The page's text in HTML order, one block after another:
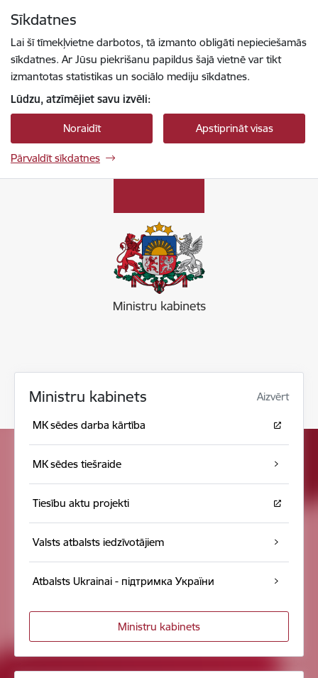
Sīkdatnes
Lai šī tīmekļvietne darbotos, tā izmanto obligāti nepieciešamās
sīkdatnes. Ar Jūsu piekrišanu papildus šajā vietnē var tikt
izmantotas statistikas un sociālo mediju sīkdatnes.
Lūdzu, atzīmējiet savu izvēli:
Noraidīt Apstiprināt visas
Pārvaldīt sīkdatnes
Ministru kabinets Aizvērt
MK sēdes darba kārtība
MK sēdes tiešraide
Tiesību aktu projekti
Valsts atbalsts iedzīvotājiem
Atbalsts Ukrainai - підтримка України
Ministru kabinets